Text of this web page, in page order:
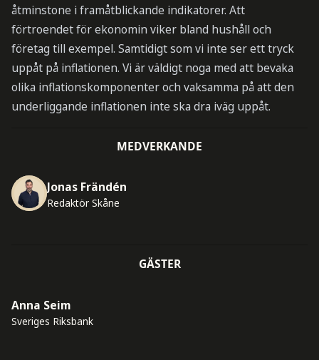
åtminstone i framåtblickande indikatorer. Att
förtroendet för ekonomin viker bland hushåll och
företag till exempel. Samtidigt som vi inte ser ett tryck
uppåt på inflationen. Vi är väldigt noga med att bevaka
olika inflationskomponenter och vaksamma på att den
underliggande inflationen inte ska dra iväg uppåt.
MEDVERKANDE
Jonas Frändén
Redaktör Skåne
GÄSTER
Anna Seim
Sveriges Riksbank